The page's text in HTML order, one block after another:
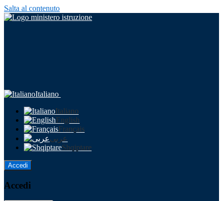
Salta al contenuto
Italiano
Italiano
English
Français
عربى
Shqiptare
Accedi
Accedi